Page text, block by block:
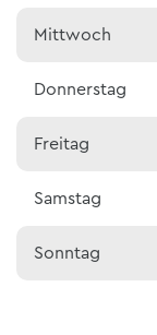
Mittwoch
Donnerstag
Freitag
Samstag
Sonntag